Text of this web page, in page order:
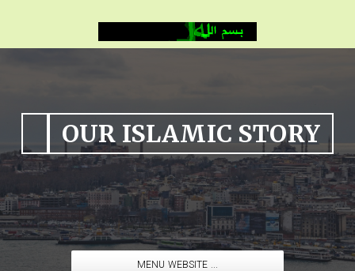
OUR ISLAMIC STORY
MENU WEBSITE ...